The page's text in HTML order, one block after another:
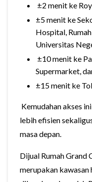
±2 menit ke
±5 menit ke
Hospital,
Universitas
±10 menit ke
Supermarket,
±15 menit ke
Kemudahan akses
lebih efisien
masa depan.
Dijual Rumah Grand
merupakan kawasan